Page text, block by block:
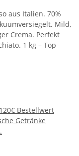
aus Italien. 70%
Mild,
Crema. Perfekt
1 kg – Top
Bestellwert
Getränke